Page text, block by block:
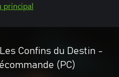
principal
Confins du Destin -
(PC)